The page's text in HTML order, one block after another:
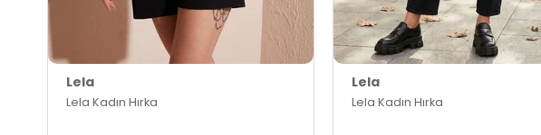
Lela
Lela Kadın Hırka
Lela
Lela Kadın Hırka